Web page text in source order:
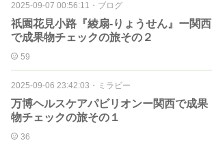
2025-09-07 00:56:11 ・ ブログ
祇園花見小路『綾扇-りょうせん』ー関西
で成果物チェックの旅その２
59
2025-09-06 23:42:03 ・ ミラビー
万博ヘルスケアパビリオンー関西で成果
物チェックの旅その１
36